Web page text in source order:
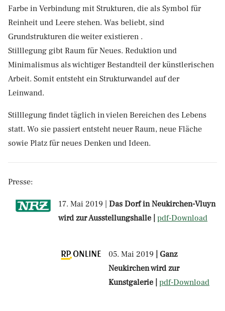
Farbe in Verbindung mit Strukturen, die als Symbol für
Reinheit und Leere stehen. Was beliebt, sind
Grundstrukturen die weiter existieren .
Stilllegung gibt Raum für Neues. Reduktion und
Minimalismus als wichtiger Bestandteil der künstlerischen
Arbeit. Somit entsteht ein Strukturwandel auf der
Leinwand.
Stilllegung findet täglich in vielen Bereichen des Lebens
statt. Wo sie passiert entsteht neuer Raum, neue Fläche
sowie Platz für neues Denken und Ideen.
Presse:
17. Mai 2019 | Das Dorf in Neukirchen-Vluyn
wird zur Ausstellungshalle | pdf-Download
05. Mai 2019 | Ganz
Neukirchen wird zur
Kunstgalerie | pdf-Download